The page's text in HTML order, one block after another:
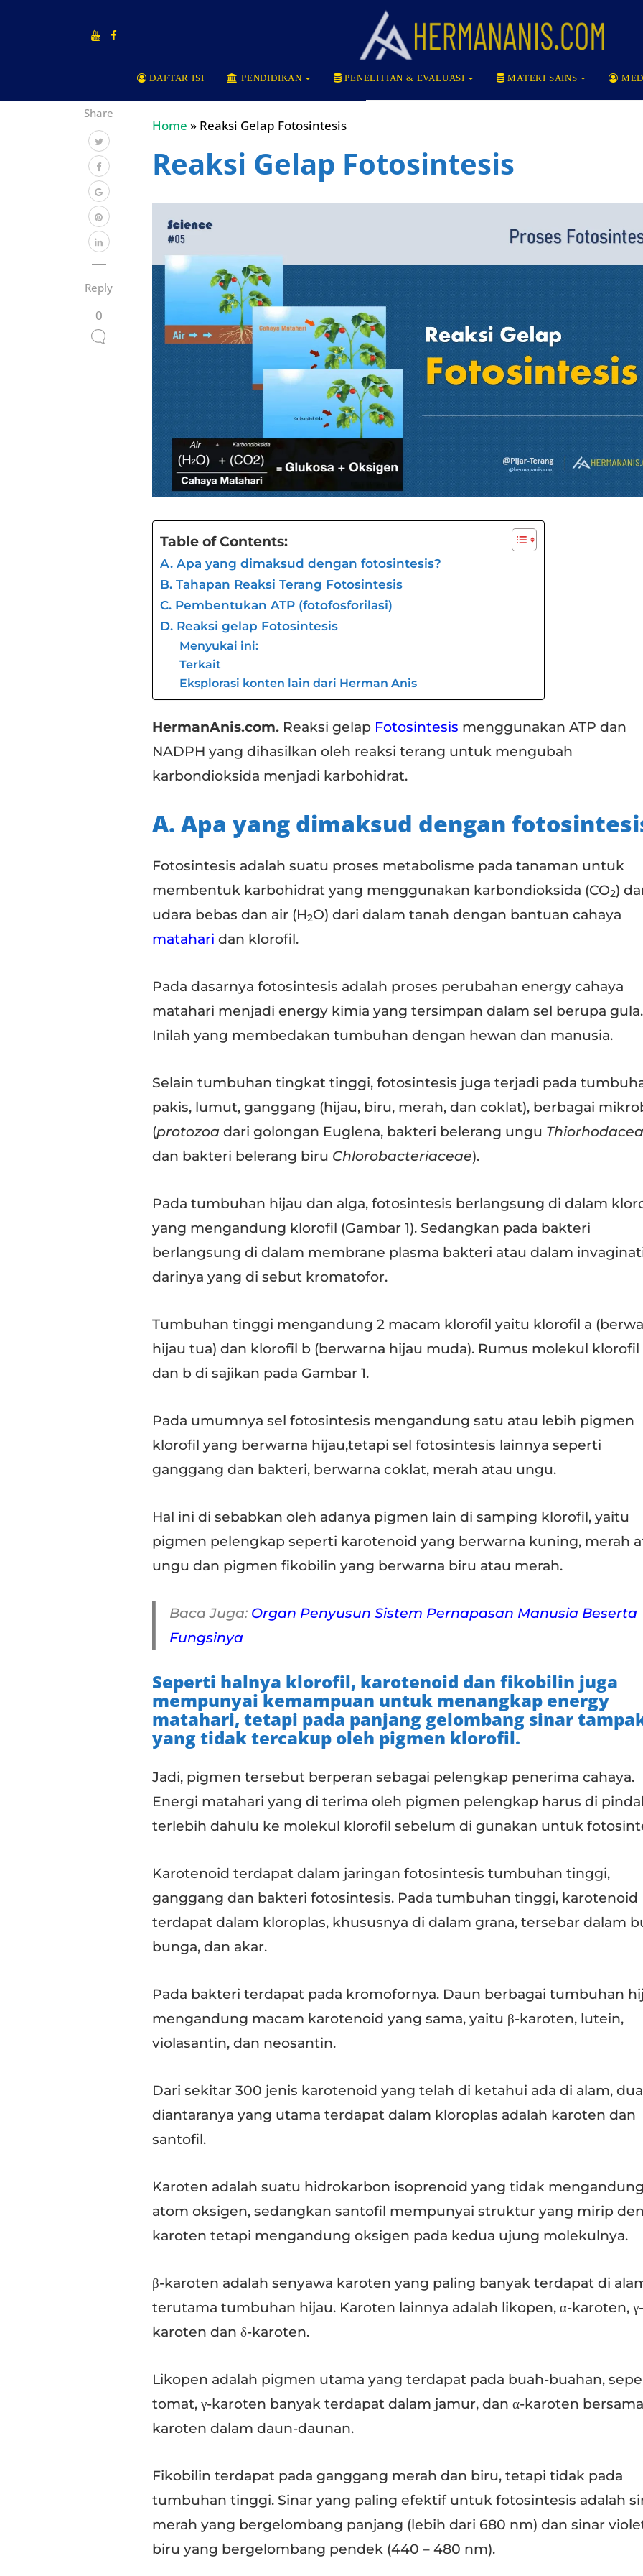
DAFTAR ISI PENDIDIKAN PENELITIAN & EVALUASI MATERI SAINS
Share
Reply
0
Home » Reaksi Gelap Fotosintesis
Reaksi Gelap Fotosintesis
Table of Contents:
A. Apa yang dimaksud dengan fotosintesis?
B. Tahapan Reaksi Terang Fotosintesis
C. Pembentukan ATP (fotofosforilasi)
D. Reaksi gelap Fotosintesis
Menyukai ini:
Terkait
Eksplorasi konten lain dari Herman Anis
HermanAnis.com. Reaksi gelap Fotosintesis menggunakan ATP dan
NADPH yang dihasilkan oleh reaksi terang untuk mengubah
karbondioksida menjadi karbohidrat.
A. Apa yang dimaksud dengan
Fotosintesis adalah suatu proses metabolisme pada tanaman untuk
membentuk karbohidrat yang menggunakan karbondioksida (CO2)
udara bebas dan air (H2O) dari dalam tanah dengan bantuan cahaya
matahari dan klorofil.
Pada dasarnya fotosintesis adalah proses perubahan energy cahaya
matahari menjadi energy kimia yang tersimpan dalam sel berupa gula.
Inilah yang membedakan tumbuhan dengan hewan dan manusia.
Selain tumbuhan tingkat tinggi, fotosintesis juga terjadi pada
pakis, lumut, ganggang (hijau, biru, merah, dan coklat), berbagai
(protozoa dari golongan Euglena, bakteri belerang ungu
dan bakteri belerang biru Chlorobacteriaceae).
Pada tumbuhan hijau dan alga, fotosintesis berlangsung di dalam
yang mengandung klorofil (Gambar 1). Sedangkan pada bakteri
berlangsung di dalam membrane plasma bakteri atau dalam
darinya yang di sebut kromatofor.
Tumbuhan tinggi mengandung 2 macam klorofil yaitu klorofil a
hijau tua) dan klorofil b (berwarna hijau muda). Rumus molekul klorofil
dan b di sajikan pada Gambar 1.
Pada umumnya sel fotosintesis mengandung satu atau lebih pigmen
klorofil yang berwarna hijau,tetapi sel fotosintesis lainnya seperti
ganggang dan bakteri, berwarna coklat, merah atau ungu.
Hal ini di sebabkan oleh adanya pigmen lain di samping klorofil, yaitu
pigmen pelengkap seperti karotenoid yang berwarna kuning, merah
ungu dan pigmen fikobilin yang berwarna biru atau merah.
Baca Juga: Organ Penyusun Sistem Pernapasan Manusia Beserta
Fungsinya
Seperti halnya klorofil, karotenoid dan fikobilin juga
mempunyai kemampuan untuk menangkap energy
matahari, tetapi pada panjang gelombang sinar
yang tidak tercakup oleh pigmen klorofil.
Jadi, pigmen tersebut berperan sebagai pelengkap penerima cahaya.
Energi matahari yang di terima oleh pigmen pelengkap harus di
terlebih dahulu ke molekul klorofil sebelum di gunakan untuk
Karotenoid terdapat dalam jaringan fotosintesis tumbuhan tinggi,
ganggang dan bakteri fotosintesis. Pada tumbuhan tinggi, karotenoid
terdapat dalam kloroplas, khususnya di dalam grana, tersebar dalam
bunga, dan akar.
Pada bakteri terdapat pada kromofornya. Daun berbagai tumbuhan
mengandung macam karotenoid yang sama, yaitu β-karoten, lutein,
violasantin, dan neosantin.
Dari sekitar 300 jenis karotenoid yang telah di ketahui ada di alam, dua
diantaranya yang utama terdapat dalam kloroplas adalah karoten dan
santofil.
Karoten adalah suatu hidrokarbon isoprenoid yang tidak mengandung
atom oksigen, sedangkan santofil mempunyai struktur yang mirip
karoten tetapi mengandung oksigen pada kedua ujung molekulnya.
β-karoten adalah senyawa karoten yang paling banyak terdapat di
terutama tumbuhan hijau. Karoten lainnya adalah likopen, α-karoten, γ-
karoten dan δ-karoten.
Likopen adalah pigmen utama yang terdapat pada buah-buahan,
tomat, γ-karoten banyak terdapat dalam jamur, dan α-karoten
karoten dalam daun-daunan.
Fikobilin terdapat pada ganggang merah dan biru, tetapi tidak pada
tumbuhan tinggi. Sinar yang paling efektif untuk fotosintesis adalah
merah yang bergelombang panjang (lebih dari 680 nm) dan sinar
biru yang bergelombang pendek (440 – 480 nm).